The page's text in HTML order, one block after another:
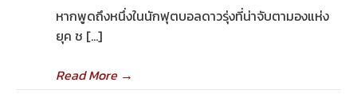
หากพูดถึงหนึ่งในนักฟุตบอลดาวรุ่งที่น่าจับตามองแห่ง
ยุค ช […]
Read More→